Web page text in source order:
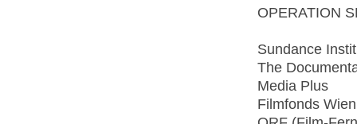
OPERATION
Sundance
The
Media Plus
Filmfonds Wien